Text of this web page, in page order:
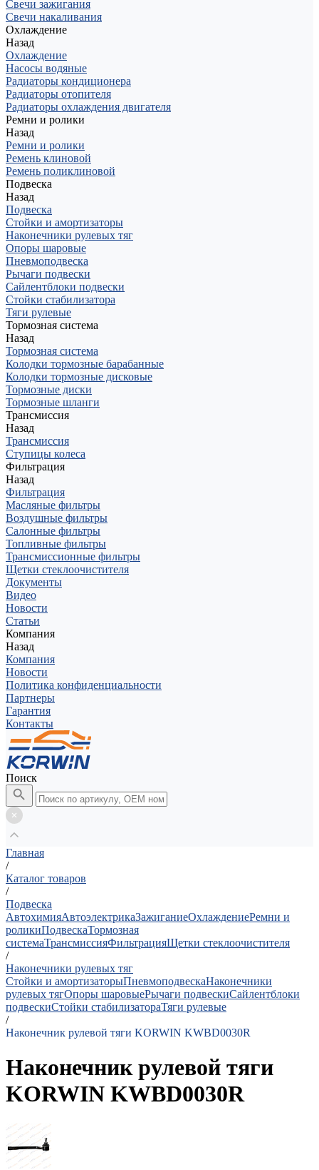
Свечи зажигания
Свечи накаливания
Охлаждение
Назад
Охлаждение
Насосы водяные
Радиаторы кондиционера
Радиаторы отопителя
Радиаторы охлаждения двигателя
Ремни и ролики
Назад
Ремни и ролики
Ремень клиновой
Ремень поликлиновой
Подвеска
Назад
Подвеска
Стойки и амортизаторы
Наконечники рулевых тяг
Опоры шаровые
Пневмоподвеска
Рычаги подвески
Сайлентблоки подвески
Стойки стабилизатора
Тяги рулевые
Тормозная система
Назад
Тормозная система
Колодки тормозные барабанные
Колодки тормозные дисковые
Тормозные диски
Тормозные шланги
Трансмиссия
Назад
Трансмиссия
Ступицы колеса
Фильтрация
Назад
Фильтрация
Масляные фильтры
Воздушные фильтры
Салонные фильтры
Топливные фильтры
Трансмиссионные фильтры
Щетки стеклоочистителя
Документы
Видео
Новости
Статьи
Компания
Назад
Компания
Новости
Политика конфиденциальности
Партнеры
Гарантия
Контакты
Поиск
Главная
/
Каталог товаров
/
Подвеска
АвтохимияАвтоэлектрикаЗажиганиеОхлаждениеРемни и
роликиПодвескаТормозная
системаТрансмиссияФильтрацияЩетки стеклоочистителя
/
Наконечники рулевых тяг
Стойки и амортизаторыПневмоподвескаНаконечники
рулевых тягОпоры шаровыеРычаги подвескиСайлентблоки
подвескиСтойки стабилизатораТяги рулевые
/
Наконечник рулевой тяги KORWIN KWBD0030R
Наконечник рулевой тяги
KORWIN KWBD0030R